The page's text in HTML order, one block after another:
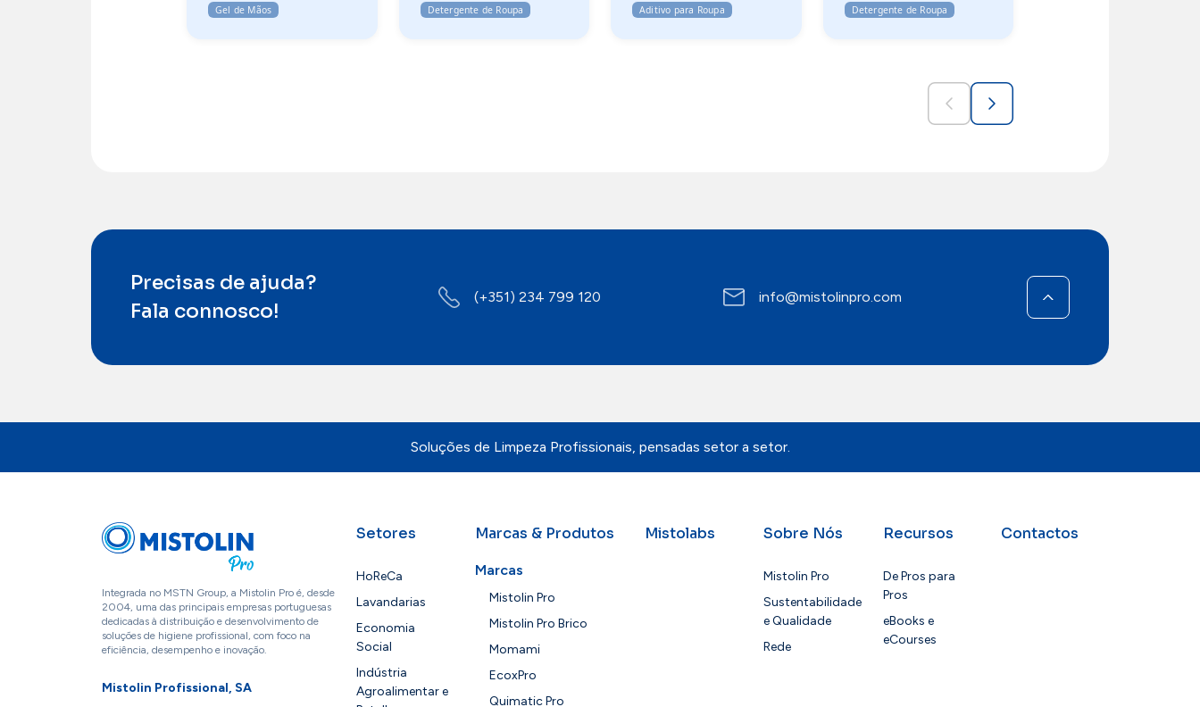
Gel de Mãos Detergente de Roupa Aditivo para Roupa Detergente de Roupa
Precisas de ajuda?
Fala connosco!
(+351) 234 799 120 info@mistolinpro.com
Soluções de Limpeza Profissionais, pensadas setor a setor.
Integrada no MSTN Group, a Mistolin Pro é, desde
2004, uma das principais empresas portuguesas
dedicadas à distribuição e desenvolvimento de
soluções de higiene profissional, com foco na
eficiência, desempenho e inovação.
Mistolin Profissional, SA
Setores
HoReCa
Lavandarias
Economia
Social
Indústria
Agroalimentar e
Marcas & Produtos
Marcas
Mistolin Pro
Mistolin Pro Brico
Momami
EcoxPro
Quimatic Pro
Mistolabs Sobre Nós
Mistolin Pro
Sustentabilidade
e Qualidade
Rede
Recursos
De Pros para
Pros
eBooks e
eCourses
Contactos